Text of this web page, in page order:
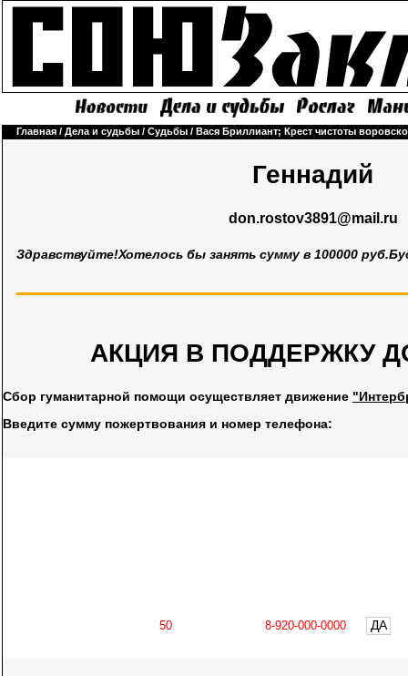
Главная / Дела и судьбы / Судьбы / Вася Бриллиант; Крест чистоты
Геннадий
don.rostov3891@mail.ru
Здравствуйте!Хотелось бы занять сумму в 100000
АКЦИЯ В ПОДДЕРЖКУ
Сбор гуманитарной помощи осуществляет движение
Введите сумму пожертвования и номер телефона:
ДА